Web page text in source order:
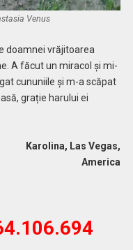
Venus
doamnei vrăjitoarea
A făcut un miracol și mi-
cununiile și m-a scăpat
grație harului ei
Vegas,
America